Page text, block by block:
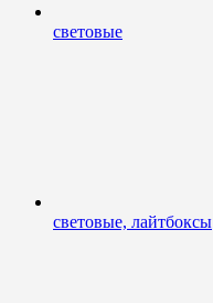
световые
световые, лайтбоксы